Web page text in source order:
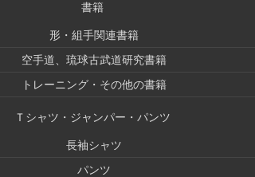
書籍
形・組手関連書籍
空手道、琉球古武道研究書籍
トレーニング・その他の書籍
Ｔシャツ・ジャンパー・パンツ
長袖シャツ
パンツ